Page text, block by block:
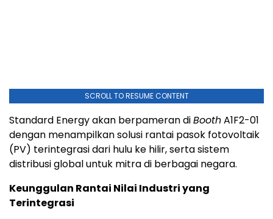
SCROLL TO RESUME CONTENT
Standard Energy akan berpameran diBoothA1F2-01
dengan menampilkan solusi rantai pasok fotovoltaik
(PV) terintegrasi dari hulu ke hilir, serta sistem
distribusi global untuk mitra di berbagai negara.
Keunggulan Rantai Nilai Industri yang
Terintegrasi